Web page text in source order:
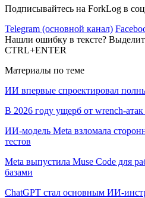
Подписывайтесь на ForkLog в
Telegram (основной канал)
Нашли ошибку в тексте?
CTRL+ENTER
Материалы по теме
ИИ впервые спроектировал
В 2026 году ущерб от wrench-
ИИ-модель Meta взломала
тестов
Meta выпустила Muse Code для
базами
ChatGPT стал основным ИИ-